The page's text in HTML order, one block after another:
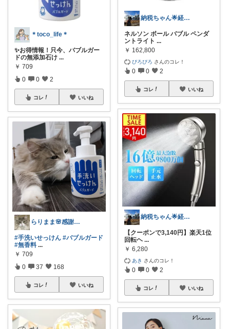
＊toco_life＊
✨お得情報！只今、バブルガー
ドの無添加石け ...
￥ 709
0 0 2
コレ いいね
らりまま🌸感謝🙏💕激ｵｿ🐢💦
#手洗いせっけん #バブルガード
#無香料 ...
￥ 709
0 37 168
コレ いいね
納税ちゃん🌟経由購入★
ネルソン ボール バブル ペンダ
ントライト ...
￥ 162,800
ぴろぴろ さんのコレ！
0 0 2
コレ いいね
納税ちゃん🌟経由購入★
【クーポンで3,140円】楽天1位
回転ヘ ...
￥ 6,280
あき さんのコレ！
0 0 2
コレ いいね